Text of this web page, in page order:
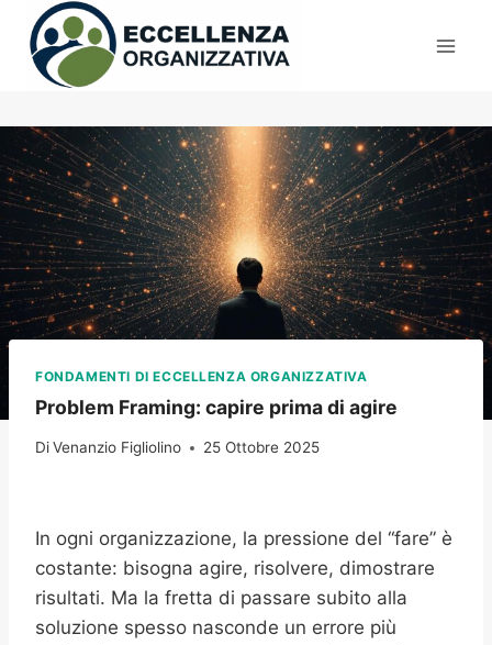
Salta
contenuto
FONDAMENTI DI ECCELLENZA ORGANIZZATIVA
Problem Framing: capire prima di agire
DiVenanzio Figliolino 25 Ottobre 2025
In ogni organizzazione, la pressione del “fare” è
costante: bisogna agire, risolvere, dimostrare
risultati. Ma la fretta di passare subito alla
soluzione spesso nasconde un errore più